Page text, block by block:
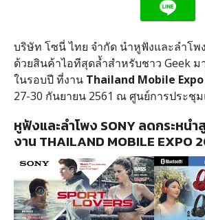
บริษัท โซนี่ ไทย จำกัด นำหูฟังและลำโพ
ด้วยสินค้าไอทีสุดล้ำสำหรับชาว Geek
ในรอบปี ที่งาน Thailand Mobile Expo
27-30 กันยายน 2561 ณ ศูนย์การประชุ
หูฟังและลำโพง SONY ลดกระหน่
งาน THAILAND MOBILE EXPO